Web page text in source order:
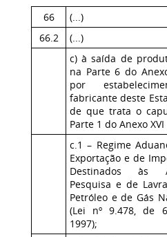
66 (...)
66.2
(...)
c) à saída de
na Parte 6 do
por
fabricante deste
de que trata o
Parte 1 do Anexo
c.1 – Regime
Exportação e de
Destinados às
Pesquisa e de
Petróleo e de Gás
(Lei nº 9.478, de
1997);